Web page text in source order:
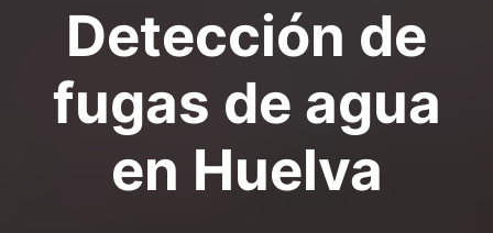
Detección de
fugas de agua
en Huelva